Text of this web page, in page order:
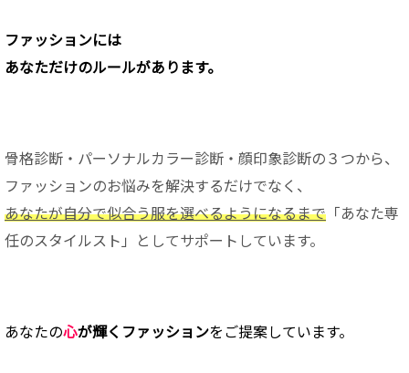
ファッションには
あなただけのルールがあります。
骨格診断・パーソナルカラー診断・顔印象診断の３つから、
ファッションのお悩みを解決するだけでなく、
あなたが自分で似合う服を選べるようになるまで 「あなた専
任のスタイルスト」としてサポートしています。
あなたの心が輝くファッションをご提案しています。